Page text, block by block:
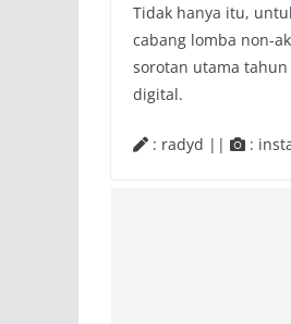
Tidak hanya itu,
cabang lomba non-
sorotan utama
digital.
: radyd || :